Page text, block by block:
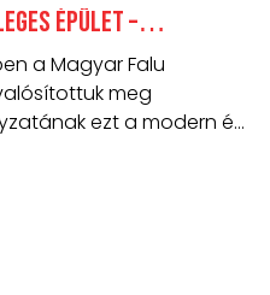
épület –
a Magyar Falu
meg
ezt a modern és